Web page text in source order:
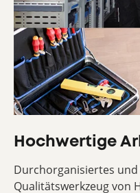
Hochwertige
Durchorganisiertes
Qualitätswerkzeug von